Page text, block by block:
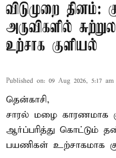
விடுமுறை தினம்:
அருவிகளில்
உற்சாக குளியல்
Published on: 09 Aug 2026, 5:17 am
தென்காசி,
சாரல் மழை காரணமாக
ஆர்ப்பரித்து கொட்டும்
பயணிகள் உற்சாகமாக